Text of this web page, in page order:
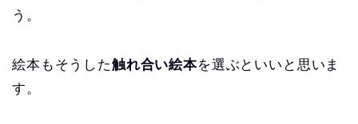
う。
絵本もそうした触れ合い絵本を選ぶといいと思いま
す。